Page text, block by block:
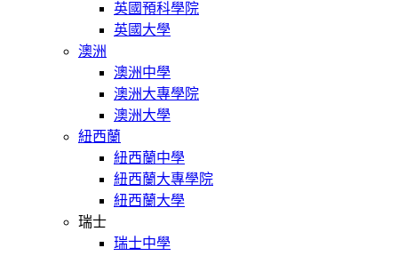
英國預科學院
英國大學
澳洲
澳洲中學
澳洲大專學院
澳洲大學
紐西蘭
紐西蘭中學
紐西蘭大專學院
紐西蘭大學
瑞士
瑞士中學